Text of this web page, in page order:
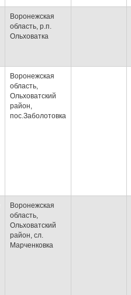
Воронежская
область, р.п.
Ольховатка
Воронежская
область,
Ольховатский
район,
пос.Заболотовка
Воронежская
область,
Ольховатский
район, сл.
Марченковка